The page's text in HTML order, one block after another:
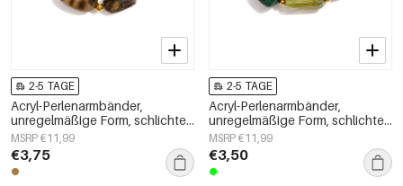
2-5 TAGE
Acryl-Perlenarmbänder,
unregelmäßige Form, schlichte
Alltagsserie, Damenschmuck
MSRP €11,99
€3,75
2-5 TAGE
Acryl-Perlenarmbänder,
unregelmäßige Form, schlichte
Alltagsserie, Damenschmuck
MSRP €11,99
€3,50